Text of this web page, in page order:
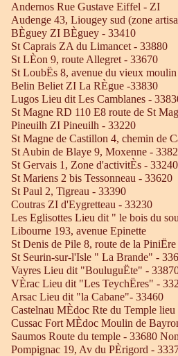
Andernos Rue Gustave Eiffel - ZI
Audenge 43, Liougey sud (zone
BÈguey ZI BÈguey - 33410
St Caprais ZA du Limancet - 33880
St LÈon 9, route Allegret - 33670
St LoubËs 8, avenue du vieux
Belin Beliet ZI La RÈgue -33830
Lugos Lieu dit Les Camblanes -
St Magne RD 110 E8 route de St
Pineuilh ZI Pineuilh - 33220
St Magne de Castillon 4, chemin de
St Aubin de Blaye 9, Moxenne -
St Gervais 1, Zone d'activitÈs - 33240
St Mariens 2 bis Tessonneau - 33620
St Paul 2, Tigreau - 33390
Coutras ZI d'Eygretteau - 33230
Les Eglisottes Lieu dit " le bois du
Libourne 193, avenue Epinette
St Denis de Pile 8, route de la
St Seurin-sur-l'Isle " La Brande" -
Vayres Lieu dit "BouluguËte" -
VÈrac Lieu dit "Les TeychËres" -
Arsac Lieu dit "la Cabane"- 33460
Castelnau MÈdoc Rte du Temple
Cussac Fort MÈdoc Moulin de
Saumos Route du temple - 33680
Pompignac 19, Av du PÈrigord -